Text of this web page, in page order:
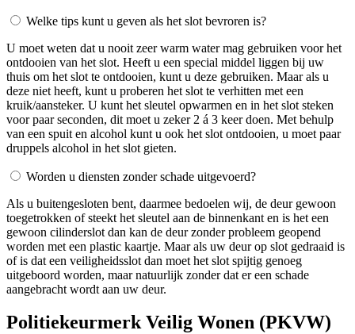
Welke tips kunt u geven als het slot bevroren is?
U moet weten dat u nooit zeer warm water mag gebruiken voor het
ontdooien van het slot. Heeft u een special middel liggen bij uw
thuis om het slot te ontdooien, kunt u deze gebruiken. Maar als u
deze niet heeft, kunt u proberen het slot te verhitten met een
kruik/aansteker. U kunt het sleutel opwarmen en in het slot steken
voor paar seconden, dit moet u zeker 2 á 3 keer doen. Met behulp
van een spuit en alcohol kunt u ook het slot ontdooien, u moet paar
druppels alcohol in het slot gieten.
Worden u diensten zonder schade uitgevoerd?
Als u buitengesloten bent, daarmee bedoelen wij, de deur gewoon
toegetrokken of steekt het sleutel aan de binnenkant en is het een
gewoon cilinderslot dan kan de deur zonder probleem geopend
worden met een plastic kaartje. Maar als uw deur op slot gedraaid is
of is dat een veiligheidsslot dan moet het slot spijtig genoeg
uitgeboord worden, maar natuurlijk zonder dat er een schade
aangebracht wordt aan uw deur.
Politiekeurmerk Veilig Wonen (PKVW)